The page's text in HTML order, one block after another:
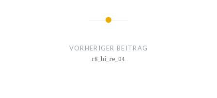
VORHERIGER BEITRAG
r8_hi_re_04